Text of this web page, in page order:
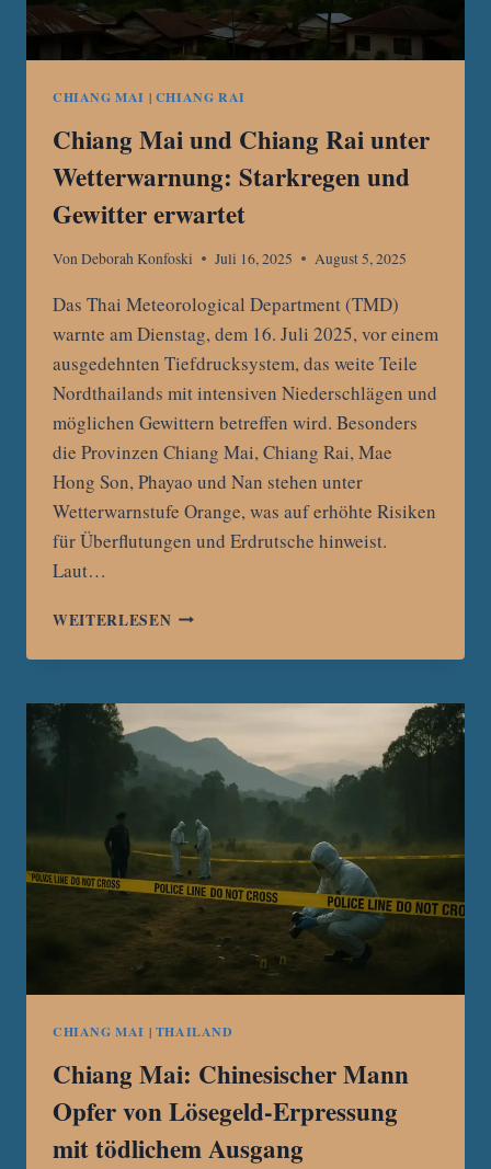
CHIANG MAI | CHIANG RAI
Chiang Mai und Chiang Rai unter
Wetterwarnung: Starkregen und
Gewitter erwartet
Von Deborah Konfoski Juli 16, 2025 August 5, 2025
Das Thai Meteorological Department (TMD)
warnte am Dienstag, dem 16. Juli 2025, vor einem
ausgedehnten Tiefdrucksystem, das weite Teile
Nordthailands mit intensiven Niederschlägen und
möglichen Gewittern betreffen wird. Besonders
die Provinzen Chiang Mai, Chiang Rai, Mae
Hong Son, Phayao und Nan stehen unter
Wetterwarnstufe Orange, was auf erhöhte Risiken
für Überflutungen und Erdrutsche hinweist.
Laut…
WEITERLESENCHIANG
UND
RAI
UNTER
WETTERWARNUNG:
STARKREGEN
GEWITTER
ERWARTET
CHIANG MAI | THAILAND
Chiang Mai: Chinesischer Mann
Opfer von Lösegeld-Erpressung
mit tödlichem Ausgang